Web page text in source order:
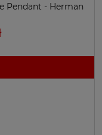
Pendant - Herman